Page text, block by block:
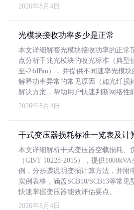
2026年8月4日
光模块接收功率多少是正常
本文详细解答光模块接收功率的正常
点分析千兆光模块的收光标准（典型
至-24dBm），并提供不同速率光模
解释功率异常的常见原因（如光纤损
解决方案，帮助用户快速判断网络性
2026年8月4日
干式变压器损耗标准一览表及计
本文详细解析干式变压器空载损耗、
（GB/T 10228-2015），提供
例，分步骤说明变损计算方法，并附
实例表格，涵盖SCB10/SCB13等常见
快速掌握变压器能效评估要点。
2026年8月4日